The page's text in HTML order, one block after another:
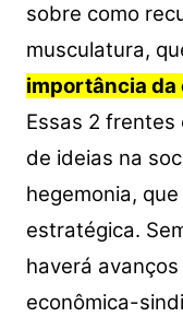
sobre como
musculatura,
importância da
Essas 2
de ideias na
hegemonia,
estratégica.
haverá
econômica-